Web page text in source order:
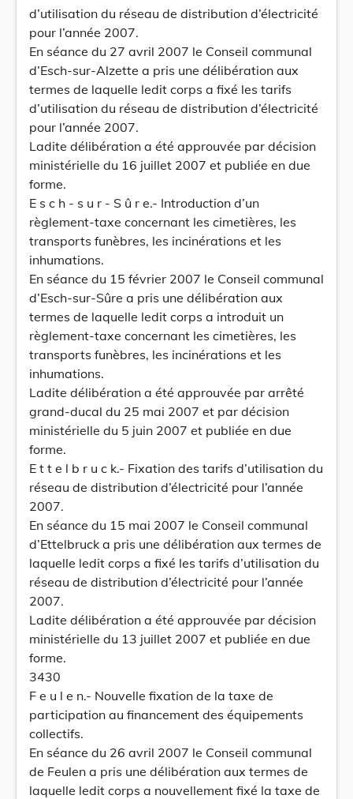
d’utilisation du réseau de distribution d’électricité
pour l’année 2007.
En séance du 27 avril 2007 le Conseil communal
d’Esch-sur-Alzette a pris une délibération aux
termes de laquelle ledit corps a fixé les tarifs
d’utilisation du réseau de distribution d’électricité
pour l’année 2007.
Ladite délibération a été approuvée par décision
ministérielle du 16 juillet 2007 et publiée en due
forme.
E s c h - s u r - S û r e.- Introduction d’un
règlement-taxe concernant les cimetières, les
transports funèbres, les incinérations et les
inhumations.
En séance du 15 février 2007 le Conseil communal
d’Esch-sur-Sûre a pris une délibération aux
termes de laquelle ledit corps a introduit un
règlement-taxe concernant les cimetières, les
transports funèbres, les incinérations et les
inhumations.
Ladite délibération a été approuvée par arrêté
grand-ducal du 25 mai 2007 et par décision
ministérielle du 5 juin 2007 et publiée en due
forme.
E t t e l b r u c k.- Fixation des tarifs d’utilisation du
réseau de distribution d’électricité pour l’année
2007.
En séance du 15 mai 2007 le Conseil communal
d’Ettelbruck a pris une délibération aux termes de
laquelle ledit corps a fixé les tarifs d’utilisation du
réseau de distribution d’électricité pour l’année
2007.
Ladite délibération a été approuvée par décision
ministérielle du 13 juillet 2007 et publiée en due
forme.
3430
F e u l e n.- Nouvelle fixation de la taxe de
participation au financement des équipements
collectifs.
En séance du 26 avril 2007 le Conseil communal
de Feulen a pris une délibération aux termes de
laquelle ledit corps a nouvellement fixé la taxe de